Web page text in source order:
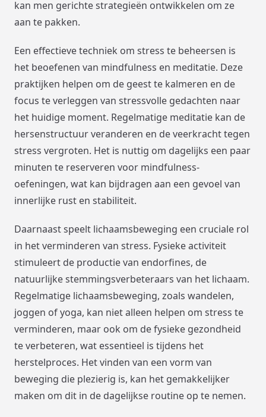
kan men gerichte strategieën ontwikkelen om ze
aan te pakken.
Een effectieve techniek om stress te beheersen is
het beoefenen van mindfulness en meditatie. Deze
praktijken helpen om de geest te kalmeren en de
focus te verleggen van stressvolle gedachten naar
het huidige moment. Regelmatige meditatie kan de
hersenstructuur veranderen en de veerkracht tegen
stress vergroten. Het is nuttig om dagelijks een paar
minuten te reserveren voor mindfulness-
oefeningen, wat kan bijdragen aan een gevoel van
innerlijke rust en stabiliteit.
Daarnaast speelt lichaamsbeweging een cruciale rol
in het verminderen van stress. Fysieke activiteit
stimuleert de productie van endorfines, de
natuurlijke stemmingsverbeteraars van het lichaam.
Regelmatige lichaamsbeweging, zoals wandelen,
joggen of yoga, kan niet alleen helpen om stress te
verminderen, maar ook om de fysieke gezondheid
te verbeteren, wat essentieel is tijdens het
herstelproces. Het vinden van een vorm van
beweging die plezierig is, kan het gemakkelijker
maken om dit in de dagelijkse routine op te nemen.